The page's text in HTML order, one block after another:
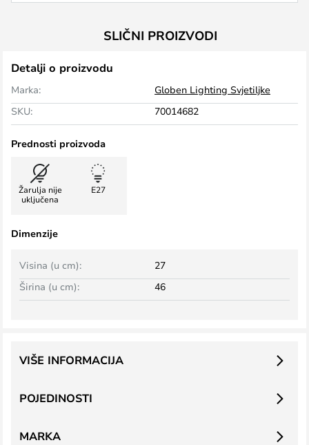
SLIČNI PROIZVODI
Detalji o proizvodu
Marka:
Globen Lighting Svjetiljke
SKU:
70014682
Prednosti proizvoda
Žarulja nije
uključena
E27
Dimenzije
Širina (u cm): 46
Visina (u cm): 27
POJEDINOSTI
VIŠE INFORMACIJA
MARKA